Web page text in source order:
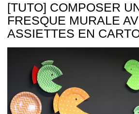
[TUTO] COMPOSER
FRESQUE MURALE
ASSIETTES EN